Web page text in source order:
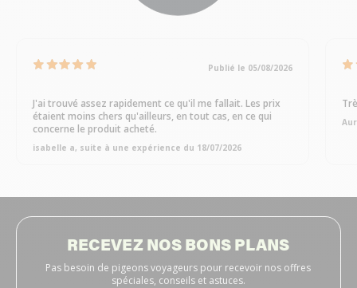
Publié le 05/08/2026
J'ai trouvé assez rapidement ce qu'il me fallait. Les prix
étaient moins chers qu'ailleurs, en tout cas, en ce qui
concerne le produit acheté.
isabelle a, suite à une expérience du 18/07/2026
RECEVEZ NOS BONS PLANS
Pas besoin de pigeons voyageurs pour recevoir nos offres
spéciales, conseils et astuces.